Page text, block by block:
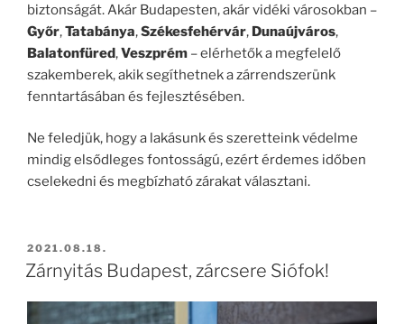
biztonságát. Akár Budapesten, akár vidéki városokban –
Győr,Tatabánya,Székesfehérvár, Dunaújváros,
Balatonfüred,Veszprém – elérhetők a megfelelő
szakemberek, akik segíthetnek a zárrendszerünk
fenntartásában és fejlesztésében.
Ne feledjük, hogy a lakásunk és szeretteink védelme
mindig elsődleges fontosságú, ezért érdemes időben
cselekedni és megbízható zárakat választani.
BEKÜLDVE:
2021.08.18.
Zárnyitás Budapest, zárcsere Siófok!